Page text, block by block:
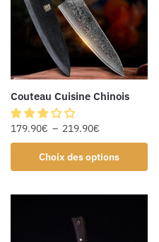
Couteau Cuisine Chinois
179.90€ – 219.90€
Choix des options